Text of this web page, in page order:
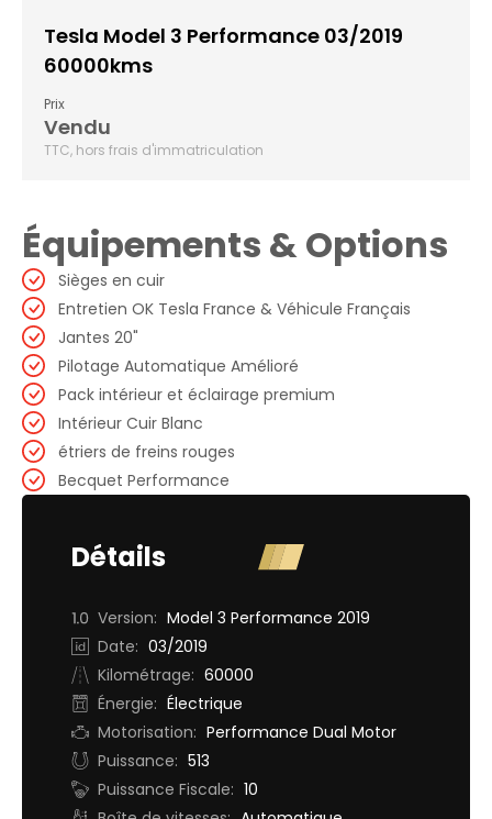
Tesla Model 3 Performance 03/2019
60000kms
Prix
Vendu
TTC, hors frais d'immatriculation
Équipements & Options
Sièges en cuir
Entretien OK Tesla France & Véhicule Français
Jantes 20"
Pilotage Automatique Amélioré
Pack intérieur et éclairage premium
Intérieur Cuir Blanc
étriers de freins rouges
Becquet Performance
Détails
Version: Model 3 Performance 2019
Date: 03/2019
Kilométrage: 60000
Énergie: Électrique
Motorisation: Performance Dual Motor
Puissance: 513
Puissance Fiscale: 10